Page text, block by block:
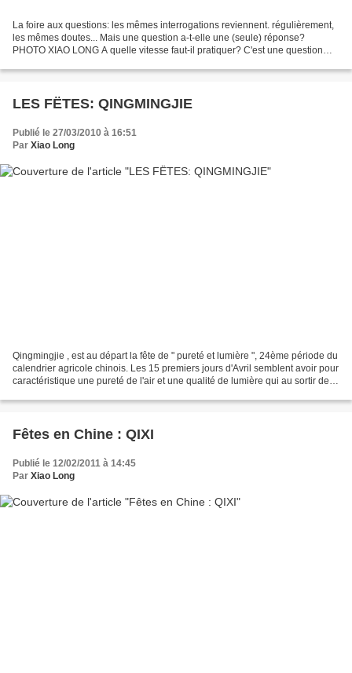
La foire aux questions: les mêmes interrogations reviennent. régulièrement,
les mêmes doutes... Mais une question a-t-elle une (seule) réponse?
PHOTO XIAO LONG A quelle vitesse faut-il pratiquer? C'est une question
LES FËTES: QINGMINGJIE
Publié le 27/03/2010 à 16:51
Par Xiao Long
Qingmingjie , est au départ la fête de " pureté et lumière ", 24ème période du
calendrier agricole chinois. Les 15 premiers jours d'Avril semblent avoir pour
caractéristique une pureté de l'air et une qualité de lumière qui au sortir de la
Fêtes en Chine : QIXI
Publié le 12/02/2011 à 14:45
Par Xiao Long